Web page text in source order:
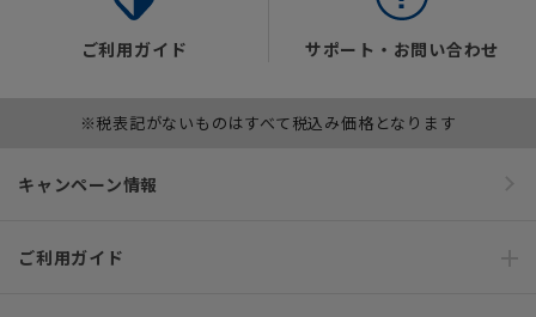
ご利用ガイド サポート・お問い合わせ
※税表記がないものはすべて税込み価格となります
キャンペーン情報
ご利用ガイド